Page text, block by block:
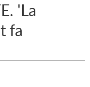
'La
fa